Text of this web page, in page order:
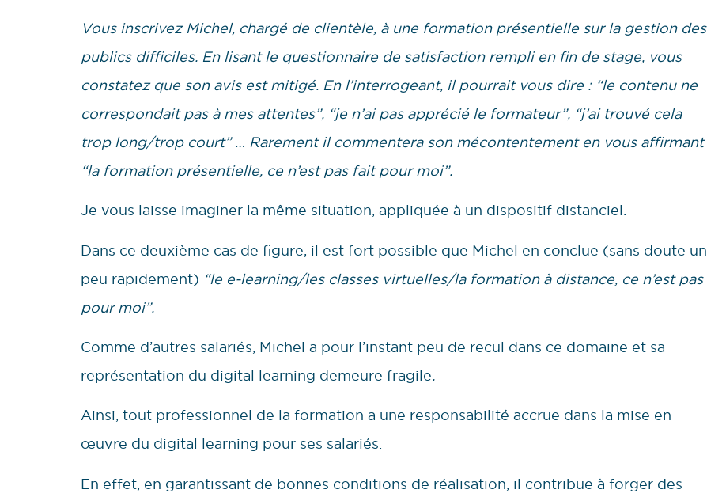
Vous inscrivez Michel, chargé de clientèle, à une formation présentielle sur la gestion des
publics difficiles. En lisant le questionnaire de satisfaction rempli en fin de stage, vous
constatez que son avis est mitigé. En l’interrogeant, il pourrait vous dire : “le contenu ne
correspondait pas à mes attentes”, “je n’ai pas apprécié le formateur”, “j’ai trouvé cela
trop long/trop court” … Rarement il commentera son mécontentement en vous affirmant
“la formation présentielle, ce n’est pas fait pour moi”.
Je vous laisse imaginer la même situation, appliquée à un dispositif distanciel.
Dans ce deuxième cas de figure, il est fort possible que Michel en conclue (sans doute un
peu rapidement) “le e-learning/les classes virtuelles/la formation à distance, ce n’est pas
pour moi”.
Comme d’autres salariés, Michel a pour l’instant peu de recul dans ce domaine et sa
représentation du digital learning demeure fragile.
Ainsi, tout professionnel de la formation a une responsabilité accrue dans la mise en
œuvre du digital learning pour ses salariés.
En effet, en garantissant de bonnes conditions de réalisation, il contribue à forger des